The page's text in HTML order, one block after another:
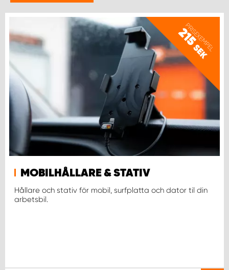
PRISEXEMPEL
215
SEK
MOBILHÅLLARE & STATIV
Hållare och stativ för mobil, surfplatta och dator til din
arbetsbil.
WORK SYSTEM HELSINGBORG
WORK SYSTEM JÖNKÖPING
WORK SYSTEM KALMAR
WORK SYSTEM KARLSTAD
WORK SYSTEM KIRUNA
WORK SYSTEM KRISTIANSTAD
WORK SYSTEM LINKÖPING
WORK SYSTEM LULEÅ